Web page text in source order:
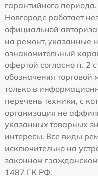
гарантийного
Новгороде работает
официальной
на ремонт, указанные
ознакомительный
офертой согласно п. 2
обозначения
только в
перечень техники, с
организация не
указанных товарных
интересы. Все виды
исключительно на
законном гражданском
1487 ГК РФ.